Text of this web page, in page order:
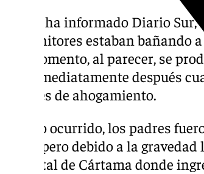
Según ha informado Diario
progenitores estaban bañando
ese momento, al parecer, se
fue inmediatamente después
señales de ahogamiento.
Tras lo ocurrido, los padres
Álora pero debido a la
Hospital de Cártama donde